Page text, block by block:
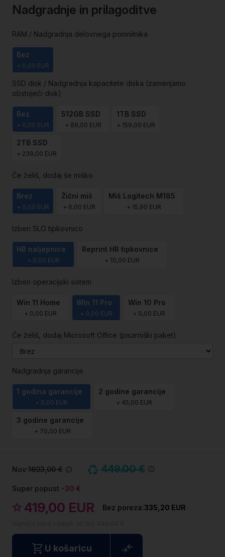
Nadgradnje in prilagoditve
RAM / Nadgradnja delovnega pomnilnika
Bez
+ 0,00 EUR
SSD disk / Nadgradnja kapacitete diska (zamenjamo
obstoječi disk)
Bez
+ 0,00 EUR
512GB SSD
+ 89,00 EUR
1TB SSD
+ 159,00 EUR
2TB SSD
+ 239,00 EUR
Če želiš, dodaj še miško
Brez
+ 0,00 EUR
Žični miš
+ 6,00 EUR
Miš Logitech M185
+ 15,90 EUR
Izberi SLO tipkovnico
HR naljepnice
+ 0,00 EUR
Reprint HR tipkovnice
+ 10,00 EUR
Izberi operacijski sistem
Win 11 Home
+ 0,00 EUR
Win 11 Pro
+ 0,00 EUR
Win 10 Pro
+ 0,00 EUR
Če želiš, dodaj Microsoft Office (pisarniški paket)
Nadgradnja garancije
1 godina garancije
+ 0,00 EUR
2 godine garancije
+ 45,00 EUR
3 godine garancije
+ 70,00 EUR
Nov:1603,00 € 449.00 €
Super popust -30 €
419,00 EUR 335,20 EUR
U košaricu